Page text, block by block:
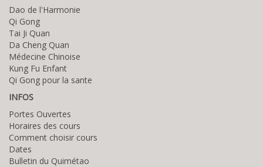
Dao de l'Harmonie
Qi Gong
Tai Ji Quan
Da Cheng Quan
Médecine Chinoise
Kung Fu Enfant
Qi Gong pour la sante
INFOS
Portes Ouvertes
Horaires des cours
Comment choisir cours
Dates
Bulletin du Quimétao